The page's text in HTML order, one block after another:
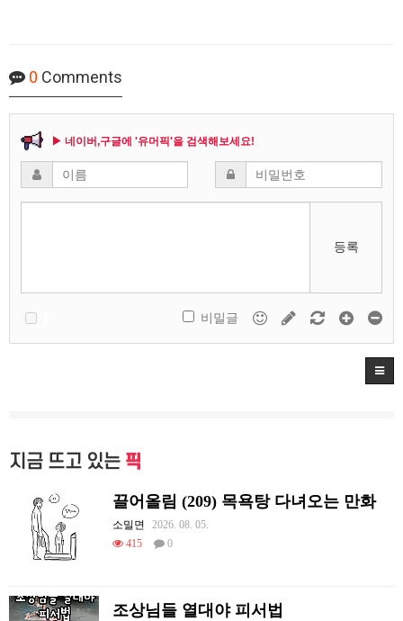
0 Comments
▶ 네이버,구글에 '유머픽'을 검색해보세요!
등록
비밀글
지금 뜨고 있는 픽
끌어올림 (209) 목욕탕 다녀오는 만화
소밀면
2026. 08. 05.
415
0
조상님들 열대야 피서법